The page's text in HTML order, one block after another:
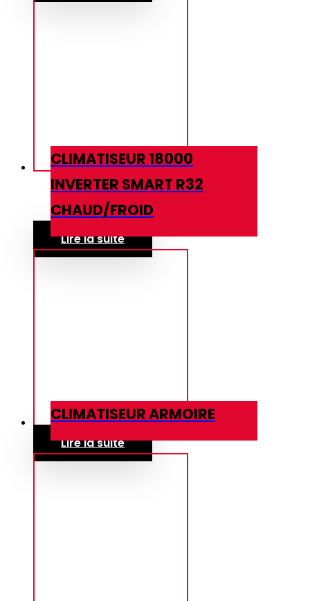
CLIMATISEUR 18000
INVERTER SMART R32
CHAUD/FROID
Lire la suite
CLIMATISEUR ARMOIRE
Lire la suite